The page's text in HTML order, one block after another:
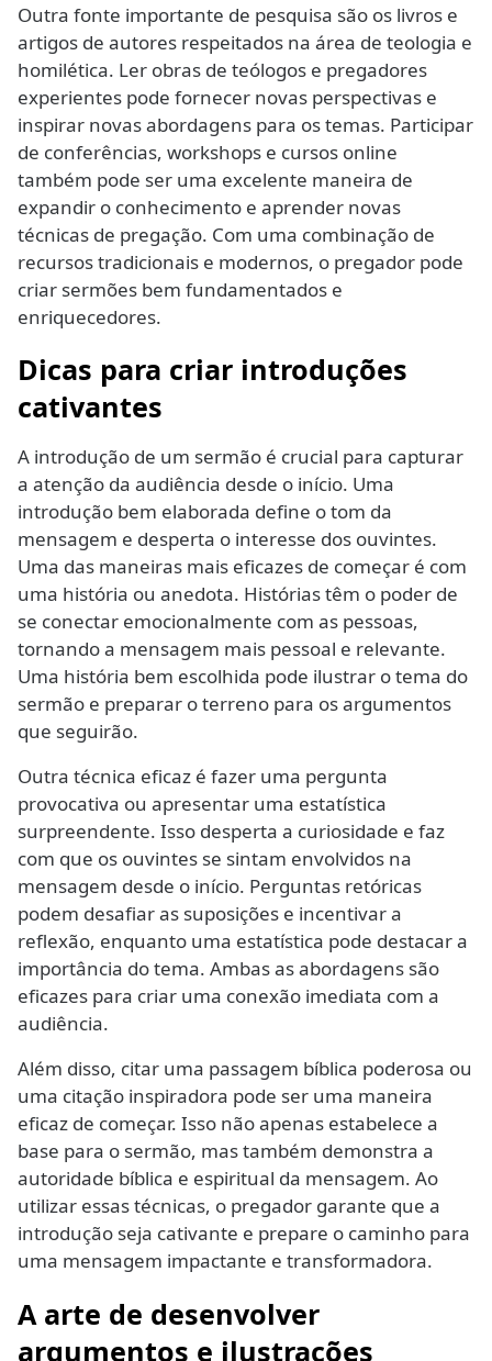
Outra fonte importante de pesquisa são os livros e
artigos de autores respeitados na área de teologia e
homilética. Ler obras de teólogos e pregadores
experientes pode fornecer novas perspectivas e
inspirar novas abordagens para os temas. Participar
de conferências, workshops e cursos online
também pode ser uma excelente maneira de
expandir o conhecimento e aprender novas
técnicas de pregação. Com uma combinação de
recursos tradicionais e modernos, o pregador pode
criar sermões bem fundamentados e
enriquecedores.
Dicas para criar introduções
cativantes
A introdução de um sermão é crucial para capturar
a atenção da audiência desde o início. Uma
introdução bem elaborada define o tom da
mensagem e desperta o interesse dos ouvintes.
Uma das maneiras mais eficazes de começar é com
uma história ou anedota. Histórias têm o poder de
se conectar emocionalmente com as pessoas,
tornando a mensagem mais pessoal e relevante.
Uma história bem escolhida pode ilustrar o tema do
sermão e preparar o terreno para os argumentos
que seguirão.
Outra técnica eficaz é fazer uma pergunta
provocativa ou apresentar uma estatística
surpreendente. Isso desperta a curiosidade e faz
com que os ouvintes se sintam envolvidos na
mensagem desde o início. Perguntas retóricas
podem desafiar as suposições e incentivar a
reflexão, enquanto uma estatística pode destacar a
importância do tema. Ambas as abordagens são
eficazes para criar uma conexão imediata com a
audiência.
Além disso, citar uma passagem bíblica poderosa ou
uma citação inspiradora pode ser uma maneira
eficaz de começar. Isso não apenas estabelece a
base para o sermão, mas também demonstra a
autoridade bíblica e espiritual da mensagem. Ao
utilizar essas técnicas, o pregador garante que a
introdução seja cativante e prepare o caminho para
uma mensagem impactante e transformadora.
A arte de desenvolver
argumentos e ilustrações